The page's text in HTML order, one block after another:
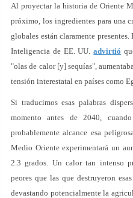
Al proyectar la historia de Oriente
próximo, los ingredientes para una
globales están claramente
Inteligencia de EE. UU.advirtió
"olas de calor [y] sequías",
tensión interestatal en países como
Si traducimos esas palabras
momento antes de 2040,
probablemente alcance esa
Medio Oriente experimentará un
2.3 grados. Un calor tan intenso
peores que las que destruyeron
devastando potencialmente la